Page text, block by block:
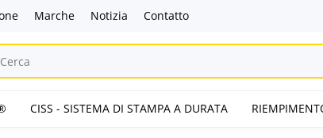
Marche Notizia Contatto
CISS - SISTEMA DI STAMPA A DURATA